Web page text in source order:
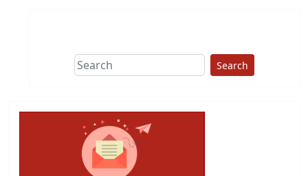
Search